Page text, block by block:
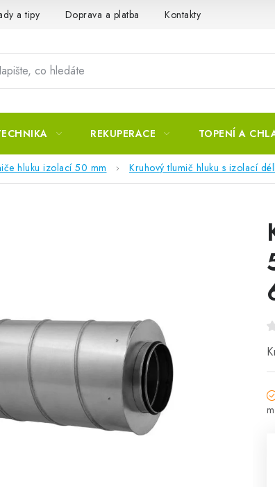
a tipy Doprava a platba Kontakty
REKUPERACE TOPENÍ A
hluku izolací 50 mm Kruhový tlumič hluku s izolací